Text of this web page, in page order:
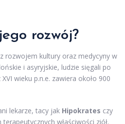
rozwój?
rozwojem kultury oraz medycyny w
i asyryjskie, ludzie sięgali po
XVI wieku p.n.e. zawiera około 900
lekarze, tacy jak Hipokrates czy
właściwości ziół.